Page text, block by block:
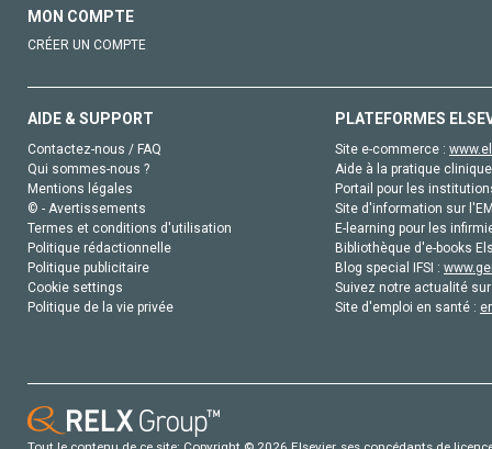
MON COMPTE
CRÉER UN COMPTE
AIDE & SUPPORT
Contactez-nous / FAQ
Qui sommes-nous ?
Mentions légales
© - Avertissements
Termes et conditions d'utilisation
Politique rédactionnelle
Politique publicitaire
Cookie settings
Politique de la vie privée
PLATEFORMES
Site e-commerce :
Aide à la pratique
Portail pour les
Site d'information sur
E-learning pour les
Bibliothèque d'e-books
Blog special IFSI :
Suivez notre actualité
Site d'emploi en santé :